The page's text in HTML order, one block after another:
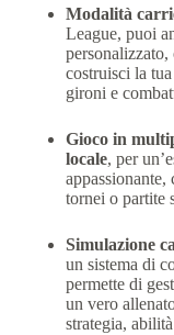
Modalità
League, puoi
personalizzato,
costruisci la
gironi e
Gioco in
locale, per
tornei o partite
Simulazione
un sistema di
permette di
un vero
strategia,